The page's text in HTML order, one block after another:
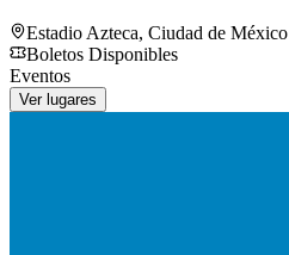
Estadio Azteca, Ciudad de México
Boletos Disponibles
Eventos
Ver lugares